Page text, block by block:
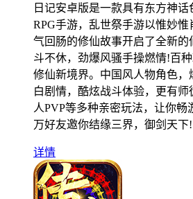
日记安卓版是一款具有东方神
RPG手游，乱世祭手游以惟妙
气回肠的修仙故事开启了全新
斗不休，劲爆风骚手操燃情!百
修仙新境界。中国风人物角色，
白剧情，酷炫战斗体验，更有
人PVP等多种亲密玩法，让你畅
万好友邀你结缘三界，御剑天下!
详情